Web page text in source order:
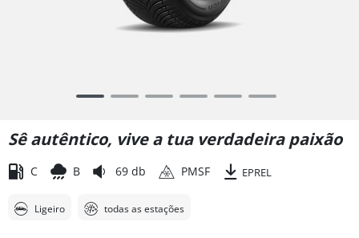
6
Sê autêntico, vive a tua verdadeira paixão
C B 69 db PMSF EPREL
Ligeiro todas as estações